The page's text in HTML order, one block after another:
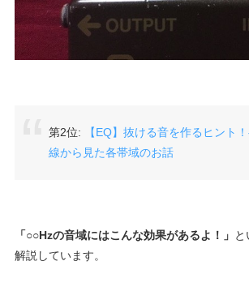
第2位:
【EQ】抜ける音を作るヒント
線から見た各帯域のお話
「○○Hzの音域にはこんな効果があるよ！」
解説しています。